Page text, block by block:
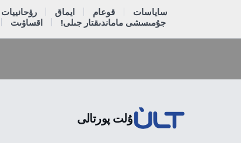
ساياسات قوعام ايماق رۋحانييات
جۇمىسشى ماماندىقتار جىلى!
اقساۋىت
ۇلت پورتالى